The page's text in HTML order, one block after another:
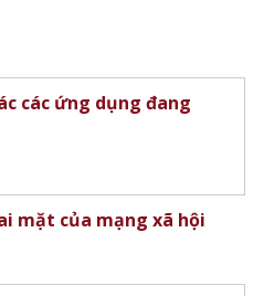
các ứng dụng đang
mặt của mạng xã hội